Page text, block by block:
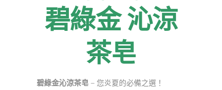
碧綠金 沁涼
茶皂
碧綠金沁涼茶皂— 您炎夏的必備之選！